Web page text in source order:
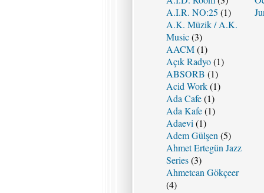
A.I.R. NO:25 (1)
A.K. Müzik / A.K.
Music(3)
AACM(1)
Açık Radyo(1)
ABSORB (1)
Acid Work(1)
Ada Cafe(1)
Ada Kafe(1)
Adaevi (1)
Adem Gülşen (5)
Ahmet Ertegün Jazz
Series(3)
Ahmetcan Gökçeer
(4)